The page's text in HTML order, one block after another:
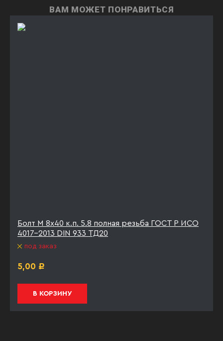
ВАМ МОЖЕТ ПОНРАВИТЬСЯ
Болт М 8х40 к.п. 5.8 полная резьба ГОСТ Р ИСО
4017-2013 DIN 933 ТД20
под заказ
5,00 Р
В КОРЗИНУ